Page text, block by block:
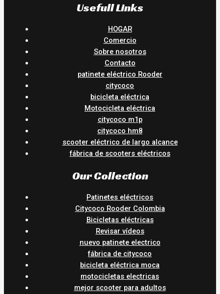
Usefull Links
HOGAR
Comercio
Sobre nosotros
Contacto
patinete eléctrico Rooder
citycoco
bicicleta eléctrica
Motocicleta eléctrica
citycoco m1p
citycoco hm8
scooter eléctrico de largo alcance
fábrica de scooters eléctricos
Our Collection
Patinetes eléctricos
Citycoco Rooder Colombia
Bicicletas eléctricas
Revisar vídeos
nuevo patinete electrico
fábrica de citycoco
bicicleta eléctrica moca
motocicletas electricas
mejor scooter para adultos